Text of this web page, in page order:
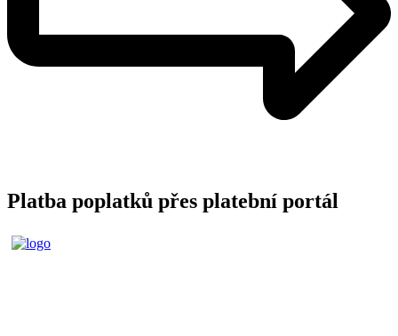
Platba poplatků přes platební portál